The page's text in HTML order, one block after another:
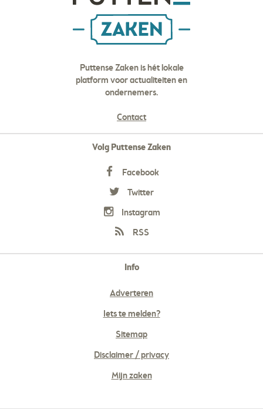
Puttense Zaken is hét lokale
platform voor actualiteiten en
ondernemers.
Contact
Volg Puttense Zaken
Facebook
Twitter
Instagram
RSS
Info
Adverteren
Iets te melden?
Sitemap
Disclaimer / privacy
Mijn zaken